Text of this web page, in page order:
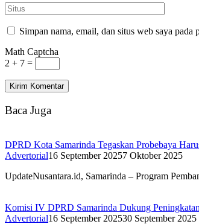
Simpan nama, email, dan situs web saya
Math Captcha
2 + 7 =
Baca Juga
DPRD Kota Samarinda Tegaskan Probebaya
Advertorial16 September 20257 Oktober 2025
UpdateNusantara.id, Samarinda – Program
Komisi IV DPRD Samarinda Dukung
Advertorial16 September 202530 September 2025